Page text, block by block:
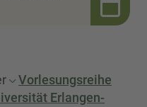
Vorlesungsreihe
Erlangen-